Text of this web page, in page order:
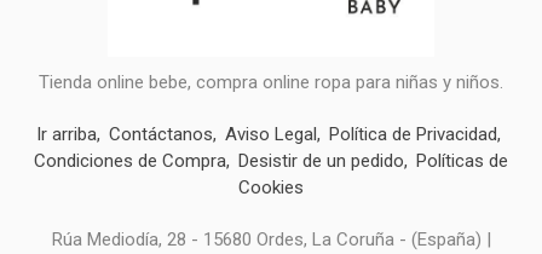
Tienda online bebe, compra online ropa para niñas y niños.
Ir arriba Contáctanos Aviso Legal
Política de Privacidad
Condiciones de Compra Desistir de un pedido
Políticas de
Cookies
Rúa Mediodía, 28 - 15680 Ordes, La Coruña - (España) |